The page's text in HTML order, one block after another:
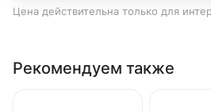
Цена действительна только для
Рекомендуем также